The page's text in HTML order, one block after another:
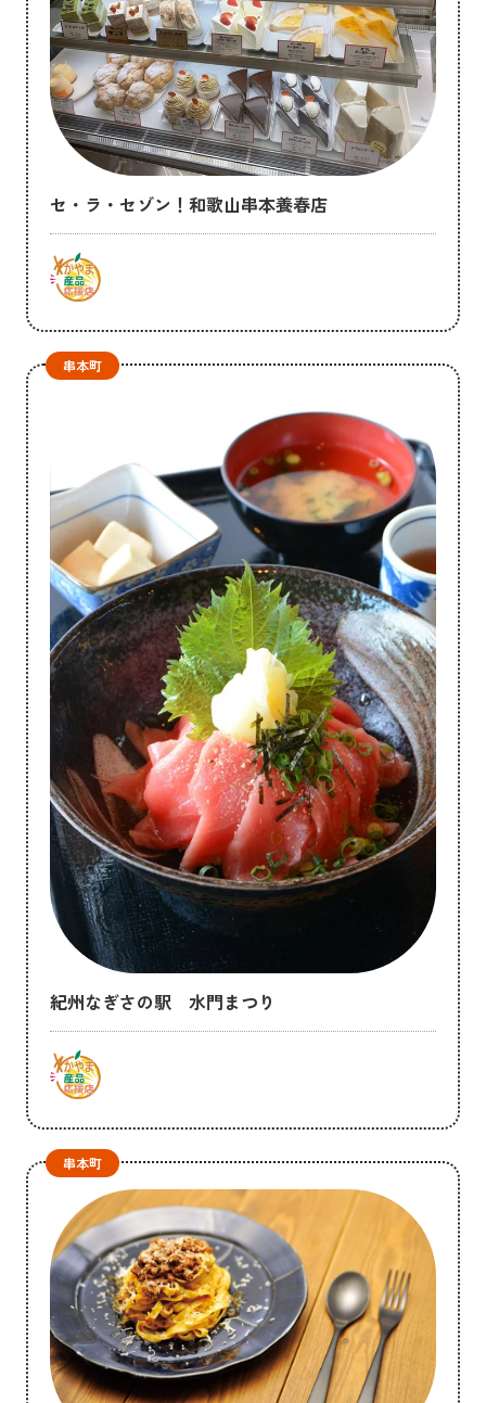
セ・ラ・セゾン！和歌山串本養春店
串本町
紀州なぎさの駅 水門まつり
串本町